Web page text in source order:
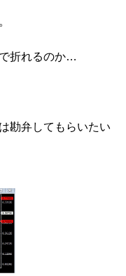
折れるのか…
勘弁してもらいたい